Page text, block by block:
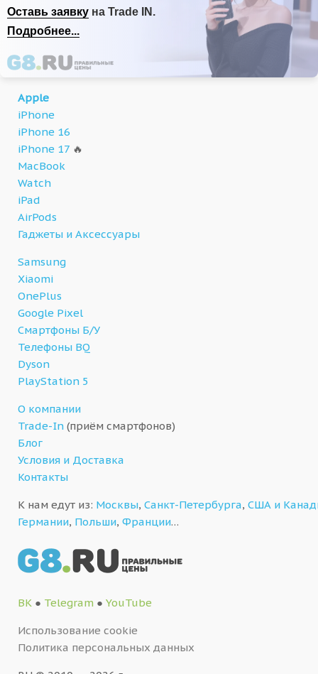
Оставь заявку на Trade IN.
Подробнее...
Apple
iPhone
iPhone 16
iPhone 17 🔥
MacBook
Watch
iPad
AirPods
Гаджеты и Аксессуары
Samsung
Xiaomi
OnePlus
Google Pixel
Смартфоны Б/У
Телефоны BQ
Dyson
PlayStation 5
О компании
Trade-In (приём смартфонов)
Блог
Условия и Доставка
Контакты
К нам едут из: Москвы, Санкт-Петербурга, США и
Германии, Польши, Франции…
ВК ● Telegram ● YouTube
Использование cookie
Политика персональных данных